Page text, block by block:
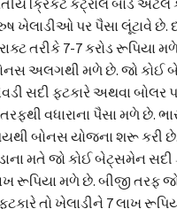
ખેલાડીઓ પર પૈસા લૂંટાવે છે.
તરીકે 7-7 કરોડ રૂપિયા
અલગથી મળે છે. જો કોઈ
સદી ફટકારે અથવા બોલર
વધારાના પૈસા મળે છે.
બોનસ યોજના શરૂ કરી છે.
મતે જો કોઈ બેટ્સમેન સદી
રૂપિયા મળે છે. બીજી તરફ
તો ખેલાડીને 7 લાખ